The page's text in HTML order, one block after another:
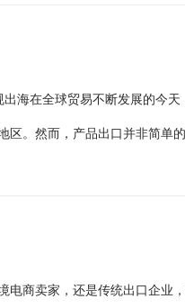
海在全球贸易不断发展的今
区。然而，产品出口并非简单
电商卖家，还是传统出口企